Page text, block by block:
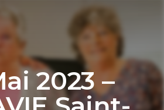
2023 –